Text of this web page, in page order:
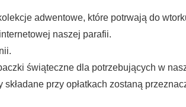
adwentowe, które potrwają do
naszej parafii.
świąteczne dla potrzebujących w
przy opłatkach zostaną